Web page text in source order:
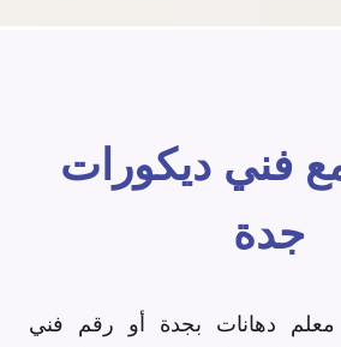
فني ديكورات
جدة
دهانات بجدة أو رقم فني